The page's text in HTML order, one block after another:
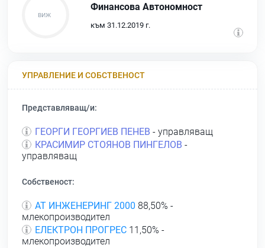
Финансова Автономност
към 31.12.2019 г.
УПРАВЛЕНИЕ И СОБСТВЕНОСТ
Представляващ/и:
ГЕОРГИ ГЕОРГИЕВ ПЕНЕВ - управляващ
КРАСИМИР СТОЯНОВ ПИНГЕЛОВ -
управляващ
Собственост:
АТ ИНЖЕНЕРИНГ 2000 88,50% -
млекопроизводител
ЕЛЕКТРОН ПРОГРЕС 11,50% -
млекопроизводител